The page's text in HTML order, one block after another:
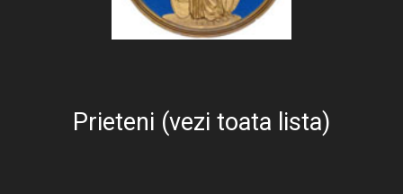
Prieteni (vezi toata lista)